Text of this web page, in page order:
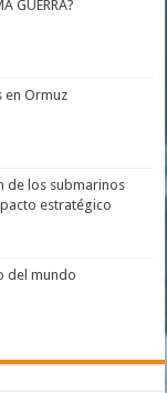
GUERRA?
en Ormuz
de los submarinos
pacto estratégico
del mundo